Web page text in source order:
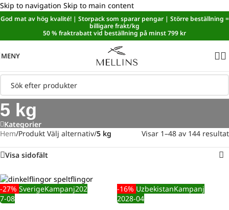
Skip to navigation Skip to main content
Sänkt matmoms! I kassan dras automatiskt 5,35 % av från alla
varor.
God mat av hög kvalité! | Storpack som sparar pengar | Större beställning =
billigare frakt/kg
50 % fraktrabatt vid beställning på minst 799 kr
MENY
5 kg
Kategorier
Hem/Produkt Välj alternativ/5 kg Visar 1–48 av 144 resultat
Visa sidofält
-27% SverigeKampanj202
7-08
-16% UzbekistanKampanj
2028-04